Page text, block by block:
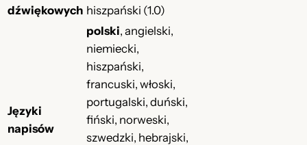
dźwiękowych hiszpański (1.0)
Języki
napisów
polski, angielski,
niemiecki,
hiszpański,
francuski, włoski,
portugalski, duński,
fiński, norweski,
szwedzki, hebrajski,